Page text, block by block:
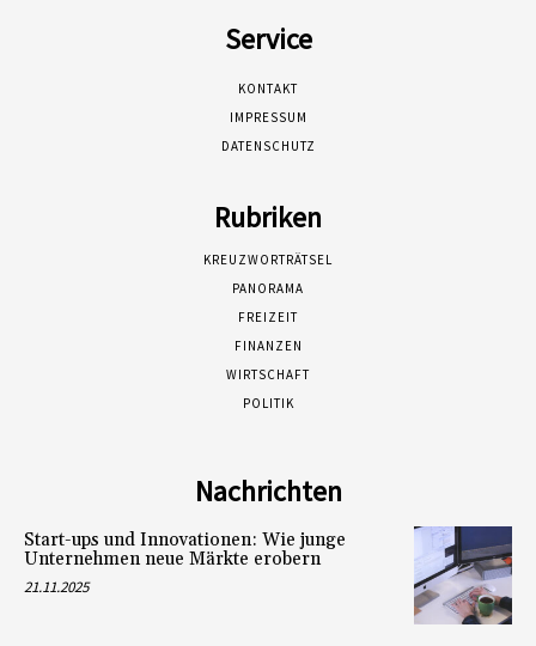
Service
KONTAKT
IMPRESSUM
DATENSCHUTZ
Rubriken
KREUZWORTRÄTSEL
PANORAMA
FREIZEIT
FINANZEN
WIRTSCHAFT
POLITIK
Nachrichten
Start-ups und Innovationen: Wie junge
Unternehmen neue Märkte erobern
21.11.2025